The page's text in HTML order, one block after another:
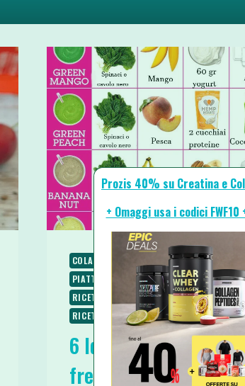
COLAZIONE PIATTI FREDDI
PIATTI VELOCI
RICETTE
RICETTE DOLCI
RICETTE SENZA GLUTINE
RICETTE VEGANE
RICETTE VEGETARIANE
SPUNTINI E
6 Idee Smoothies
freddi e nutrienti)
Prozis 40% su Creatina e
+ Omaggi usa i codici FWF10